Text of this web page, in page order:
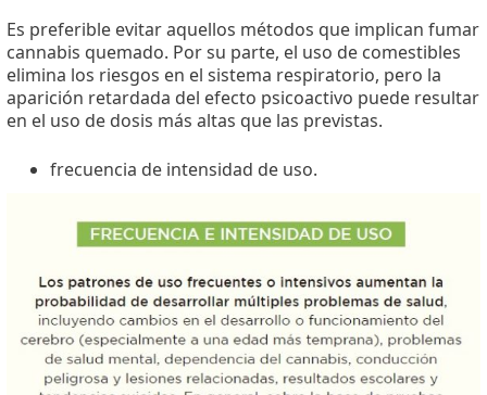
Es preferible evitar aquellos métodos que implican fumar
cannabis quemado. Por su parte, el uso de comestibles
elimina los riesgos en el sistema respiratorio, pero la
aparición retardada del efecto psicoactivo puede resultar
en el uso de dosis más altas que las previstas.
frecuencia de intensidad de uso.